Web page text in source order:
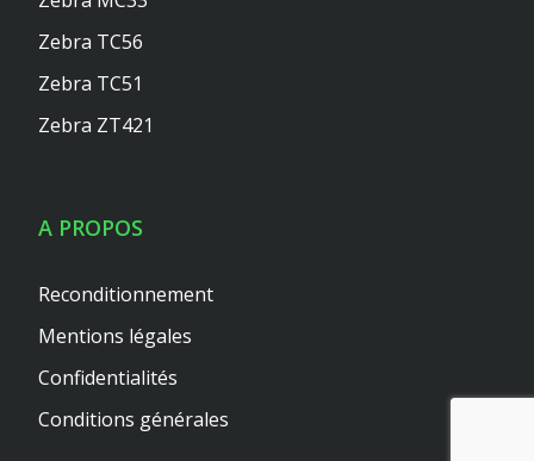
Zebra TC56
Zebra TC51
Zebra ZT421
A PROPOS
Reconditionnement
Mentions légales
Confidentialités
Conditions générales